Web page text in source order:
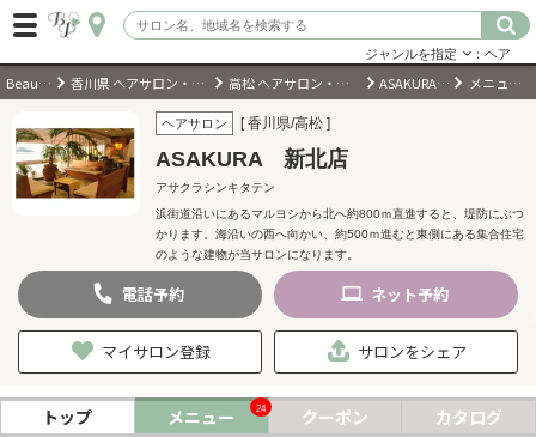
ログイン
会員登録（無料）
ジャンルを選択
キーワードで検索
ジャンルを指定 ：ヘア
BeautyPark 香川県 ヘアサロン・美容室・美容院 高松 ヘアサロン・美容室・美容院 ASAKURA 新北店 メニュー・料金
ヘアサロン [ 香川県/高松 ]
ASAKURA 新北店
アサクラシンキタテン
浜街道沿いにあるマルヨシから北へ約800ｍ直進すると、堤防にぶつ
かります。海沿いの西へ向かい、約500ｍ進むと東側にある集合住宅
のような建物が当サロンになります。
電話予約 ネット予約
マイサロン登録 サロンをシェア
トップ メニュー 24 クーポン
カタログ